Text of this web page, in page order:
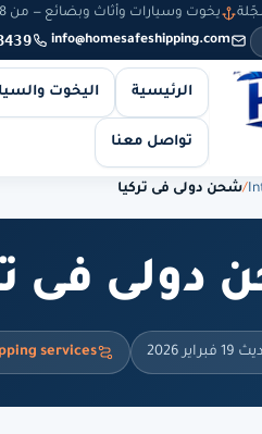
يخوت وسيارات وأثاث وبضائع — من 8 صباحاً حتى 10 مساءً — والطلبات أونلاين طوال الوقت
info@homesafeshipping.com
الرئيسية اليخوت
تواصل معنا
/شحن دولى فى تركيا
فى
2026
services